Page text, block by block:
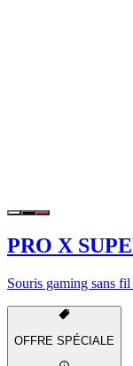
PRO X
Souris gaming sans
OFFRE SPÉCIALE